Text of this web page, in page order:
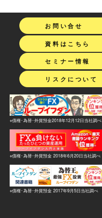
お問い合せ
資料はこちら
セミナー情報
リスクについて
※債権･為替･外貨預金2018年12月12日当社調べ
※債権･為替･外貨預金 2018年6月20日当社調べ
※債権･為替･外貨預金 2017年9月5日当社調べ